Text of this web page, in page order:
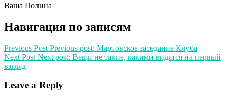
Ваша Полина
Навигация по записям
Previous Post Previous post: Мартовское заседание Клуба
Next Post Next post: Вещи не такие, какими видятся на первый
взгляд
Leave a Reply